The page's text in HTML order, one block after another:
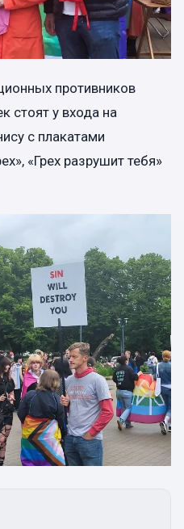
противников
стоят у входа на
с плакатами
«Грех разрушит тебя»